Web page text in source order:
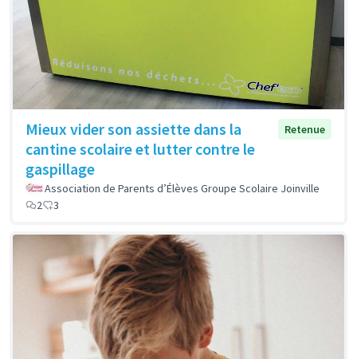
Mieux vider son assiette dans la
cantine scolaire et lutter contre le
gaspillage
Retenue
Association de Parents d’Élèves Groupe Scolaire Joinville
2
3